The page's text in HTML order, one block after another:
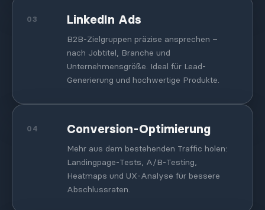
03 LinkedIn Ads
B2B-Zielgruppen präzise ansprechen –
nach Jobtitel, Branche und
Unternehmensgröße. Ideal für Lead-
Generierung und hochwertige Produkte.
04 Conversion-Optimierung
Mehr aus dem bestehenden Traffic holen:
Landingpage-Tests, A/B-Testing,
Heatmaps und UX-Analyse für bessere
Abschlussraten.